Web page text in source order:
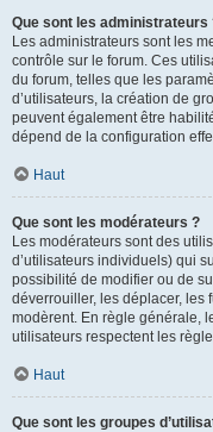
Que sont les administrateurs
Les administrateurs sont les
contrôle sur le forum. Ces
du forum, telles que les
d’utilisateurs, la création de
peuvent également être
dépend de la configuration
Haut
Que sont les modérateurs ?
Les modérateurs sont des
d’utilisateurs individuels) qui
possibilité de modifier ou de
déverrouiller, les déplacer, les
modèrent. En règle générale,
utilisateurs respectent les
Haut
Que sont les groupes